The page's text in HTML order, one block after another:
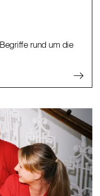
rund um die